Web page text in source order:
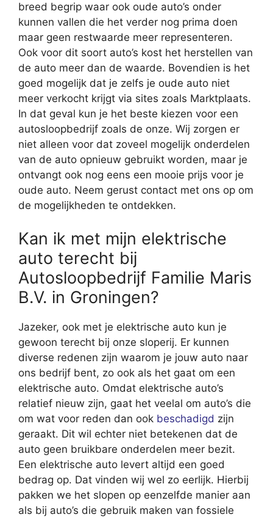
breed begrip waar ook oude auto’s onder
kunnen vallen die het verder nog prima doen
maar geen restwaarde meer representeren.
Ook voor dit soort auto’s kost het herstellen van
de auto meer dan de waarde. Bovendien is het
goed mogelijk dat je zelfs je oude auto niet
meer verkocht krijgt via sites zoals Marktplaats.
In dat geval kun je het beste kiezen voor een
autosloopbedrijf zoals de onze. Wij zorgen er
niet alleen voor dat zoveel mogelijk onderdelen
van de auto opnieuw gebruikt worden, maar je
ontvangt ook nog eens een mooie prijs voor je
oude auto. Neem gerust contact met ons op om
de mogelijkheden te ontdekken.
Kan ik met mijn elektrische
auto terecht bij
Autosloopbedrijf Familie Maris
B.V. in Groningen?
Jazeker, ook met je elektrische auto kun je
gewoon terecht bij onze sloperij. Er kunnen
diverse redenen zijn waarom je jouw auto naar
ons bedrijf bent, zo ook als het gaat om een
elektrische auto. Omdat elektrische auto’s
relatief nieuw zijn, gaat het veelal om auto’s die
om wat voor reden dan ook beschadigd zijn
geraakt. Dit wil echter niet betekenen dat de
auto geen bruikbare onderdelen meer bezit.
Een elektrische auto levert altijd een goed
bedrag op. Dat vinden wij wel zo eerlijk. Hierbij
pakken we het slopen op eenzelfde manier aan
als bij auto’s die gebruik maken van fossiele